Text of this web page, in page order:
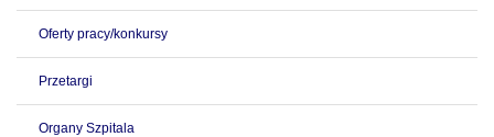
Oferty pracy/konkursy
Przetargi
Organy Szpitala